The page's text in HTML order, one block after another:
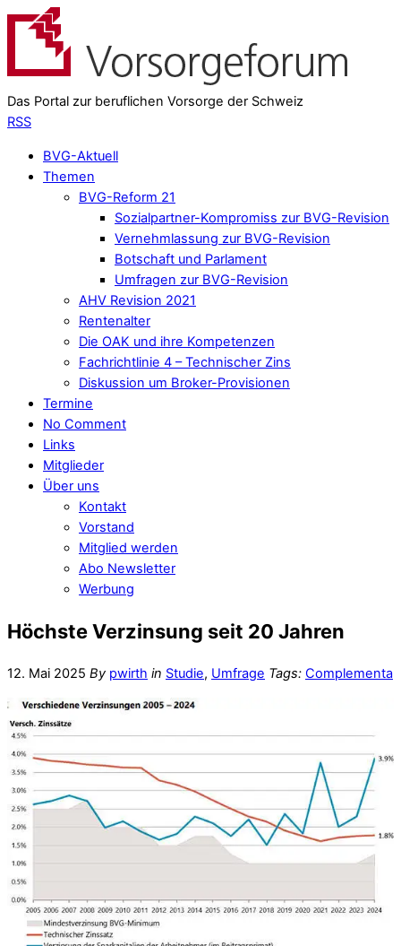
Das Portal zur beruflichen Vorsorge der Schweiz
RSS
BVG-Aktuell
Themen
BVG-Reform 21
Sozialpartner-Kompromiss zur BVG-Revision
Vernehmlassung zur BVG-Revision
Botschaft und Parlament
Umfragen zur BVG-Revision
AHV Revision 2021
Rentenalter
Die OAK und ihre Kompetenzen
Fachrichtlinie 4 – Technischer Zins
Diskussion um Broker-Provisionen
Termine
No Comment
Links
Mitglieder
Über uns
Kontakt
Vorstand
Mitglied werden
Abo Newsletter
Werbung
Höchste Verzinsung seit 20 Jahren
12. Mai 2025 By pwirth in Studie, Umfrage Tags: Complementa